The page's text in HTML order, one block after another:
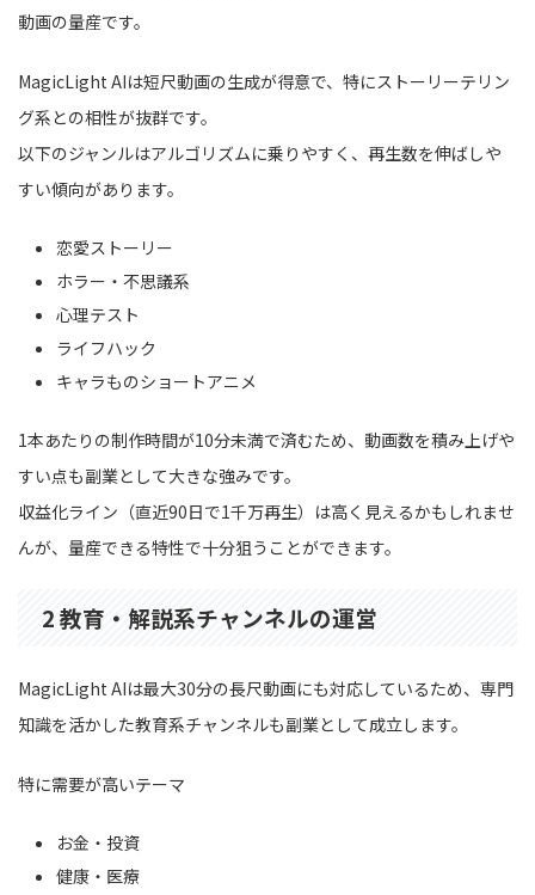
動画の量産です。
MagicLight AIは短尺動画の生成が得意で、特にストーリーテリン
グ系との相性が抜群です。
以下のジャンルはアルゴリズムに乗りやすく、再生数を伸ばしや
すい傾向があります。
恋愛ストーリー
ホラー・不思議系
心理テスト
ライフハック
キャラものショートアニメ
1本あたりの制作時間が10分未満で済むため、動画数を積み上げや
すい点も副業として大きな強みです。
収益化ライン（直近90日で1千万再生）は高く見えるかもしれませ
んが、量産できる特性で十分狙うことができます。
2 教育・解説系チャンネルの運営
MagicLight AIは最大30分の長尺動画にも対応しているため、専門
知識を活かした教育系チャンネルも副業として成立します。
特に需要が高いテーマ
お金・投資
健康・医療